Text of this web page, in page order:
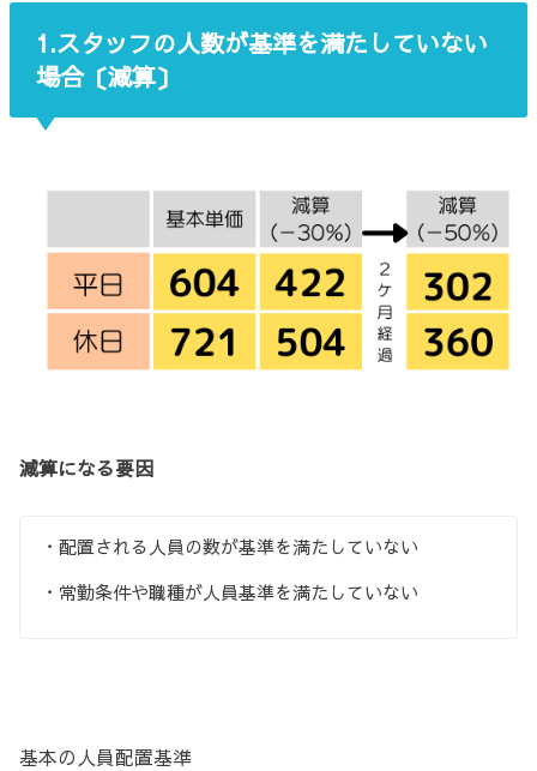
1.スタッフの人数が基準を満たしていない
場合〔減算〕
減算になる要因
・配置される人員の数が基準を満たしていない
・常勤条件や職種が人員基準を満たしていない
基本の人員配置基準